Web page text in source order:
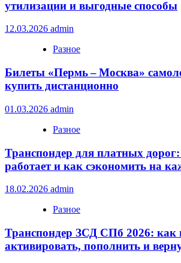
утилизации и выгодные способы
12.03.2026 admin
Разное
Билеты «Пермь – Москва»
купить дистанционно
01.03.2026 admin
Разное
Транспондер для платных дорог:
работает и как сэкономить на
18.02.2026 admin
Разное
Транспондер ЗСД СПб 2026: как
активировать, пополнить и